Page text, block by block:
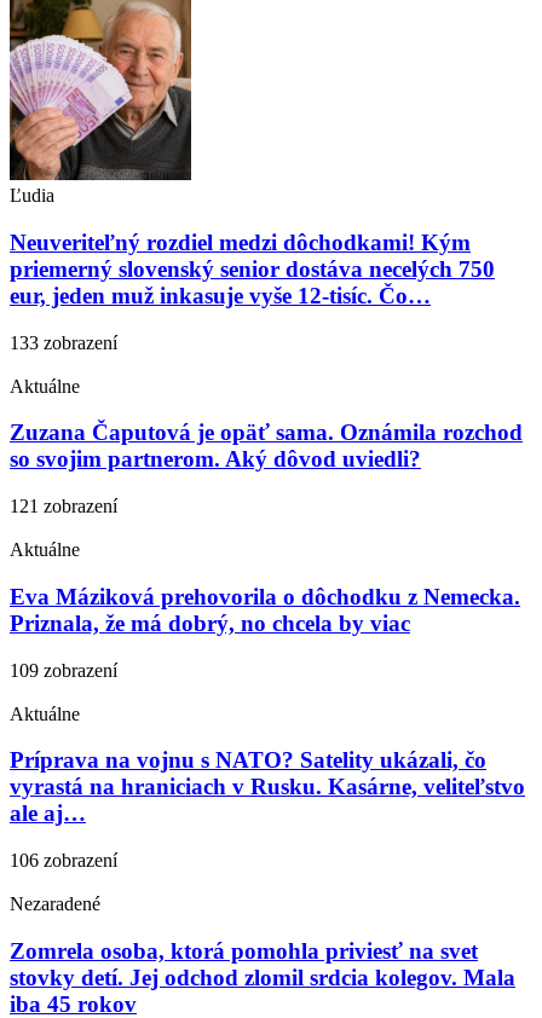
Ľudia
Neuveriteľný rozdiel medzi dôchodkami! Kým
priemerný slovenský senior dostáva necelých 750
eur, jeden muž inkasuje vyše 12-tisíc. Čo…
133 zobrazení
Aktuálne
Zuzana Čaputová je opäť sama. Oznámila rozchod
so svojim partnerom. Aký dôvod uviedli?
121 zobrazení
Aktuálne
Eva Máziková prehovorila o dôchodku z Nemecka.
Priznala, že má dobrý, no chcela by viac
109 zobrazení
Aktuálne
Príprava na vojnu s NATO? Satelity ukázali, čo
vyrastá na hraniciach v Rusku. Kasárne, veliteľstvo
ale aj…
106 zobrazení
Nezaradené
Zomrela osoba, ktorá pomohla priviesť na svet
stovky detí. Jej odchod zlomil srdcia kolegov. Mala
iba 45 rokov